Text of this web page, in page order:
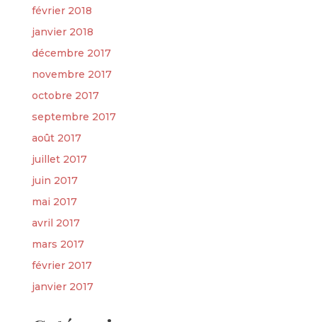
février 2018
janvier 2018
décembre 2017
novembre 2017
octobre 2017
septembre 2017
août 2017
juillet 2017
juin 2017
mai 2017
avril 2017
mars 2017
février 2017
janvier 2017